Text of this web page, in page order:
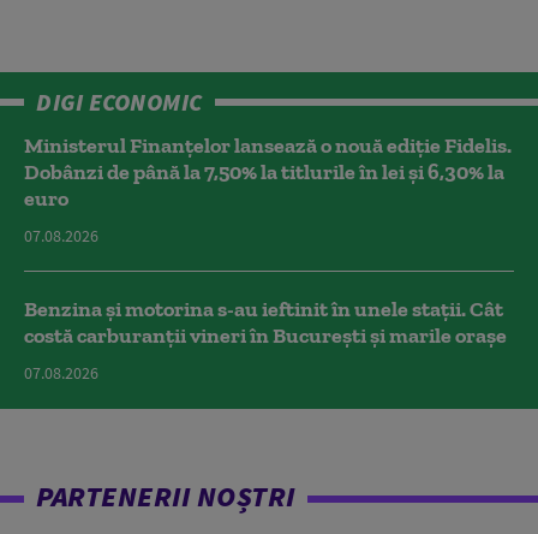
DIGI ECONOMIC
Ministerul Finanțelor lansează o nouă ediție Fidelis.
Dobânzi de până la 7,50% la titlurile în lei și 6,30% la
euro
07.08.2026
Benzina și motorina s-au ieftinit în unele stații. Cât
costă carburanții vineri în București și marile orașe
07.08.2026
PARTENERII NOȘTRI